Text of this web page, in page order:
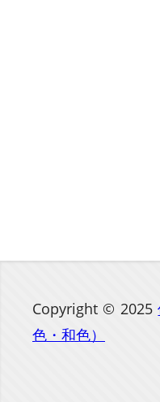
Copyright © 2025
色・和色）